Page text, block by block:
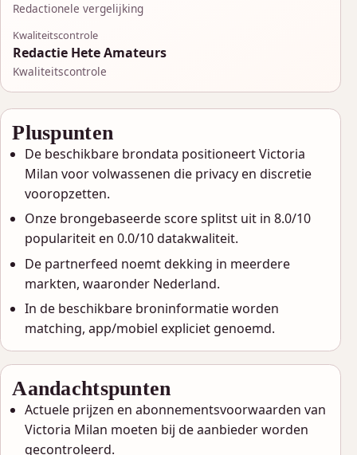
Redactionele vergelijking
Kwaliteitscontrole
Redactie Hete Amateurs
Kwaliteitscontrole
Pluspunten
De beschikbare brondata positioneert Victoria
Milan voor volwassenen die privacy en discretie
vooropzetten.
Onze brongebaseerde score splitst uit in 8.0/10
populariteit en 0.0/10 datakwaliteit.
De partnerfeed noemt dekking in meerdere
markten, waaronder Nederland.
In de beschikbare broninformatie worden
matching, app/mobiel expliciet genoemd.
Aandachtspunten
Actuele prijzen en abonnementsvoorwaarden van
Victoria Milan moeten bij de aanbieder worden
gecontroleerd.